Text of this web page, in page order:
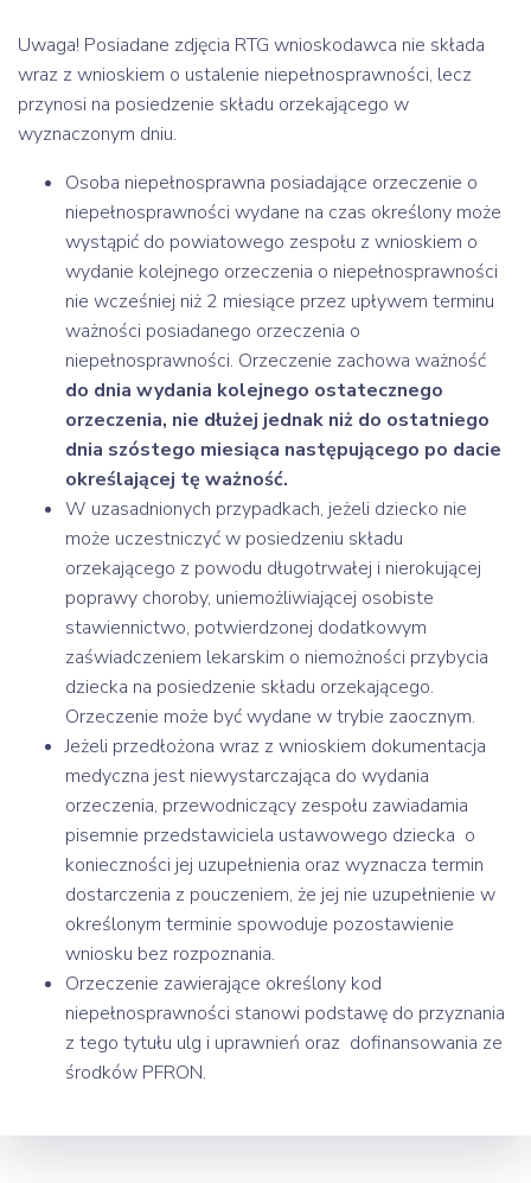
Uwaga! Posiadane zdjęcia RTG wnioskodawca nie składa
wraz z wnioskiem o ustalenie niepełnosprawności, lecz
przynosi na posiedzenie składu orzekającego w
wyznaczonym dniu.
Osoba niepełnosprawna posiadające orzeczenie o
niepełnosprawności wydane na czas określony może
wystąpić do powiatowego zespołu z wnioskiem o
wydanie kolejnego orzeczenia o niepełnosprawności
nie wcześniej niż 2 miesiące przez upływem terminu
ważności posiadanego orzeczenia o
niepełnosprawności. Orzeczenie zachowa ważność
do dnia wydania kolejnego ostatecznego
orzeczenia, nie dłużej jednak niż do ostatniego
dnia szóstego miesiąca następującego po dacie
określającej tę ważność.
W uzasadnionych przypadkach, jeżeli dziecko nie
może uczestniczyć w posiedzeniu składu
orzekającego z powodu długotrwałej i nierokującej
poprawy choroby, uniemożliwiającej osobiste
stawiennictwo, potwierdzonej dodatkowym
zaświadczeniem lekarskim o niemożności przybycia
dziecka na posiedzenie składu orzekającego.
Orzeczenie może być wydane w trybie zaocznym.
Jeżeli przedłożona wraz z wnioskiem dokumentacja
medyczna jest niewystarczająca do wydania
orzeczenia, przewodniczący zespołu zawiadamia
pisemnie przedstawiciela ustawowego dziecka o
konieczności jej uzupełnienia oraz wyznacza termin
dostarczenia z pouczeniem, że jej nie uzupełnienie w
określonym terminie spowoduje pozostawienie
wniosku bez rozpoznania.
Orzeczenie zawierające określony kod
niepełnosprawności stanowi podstawę do przyznania
z tego tytułu ulg i uprawnień oraz dofinansowania ze
środków PFRON.